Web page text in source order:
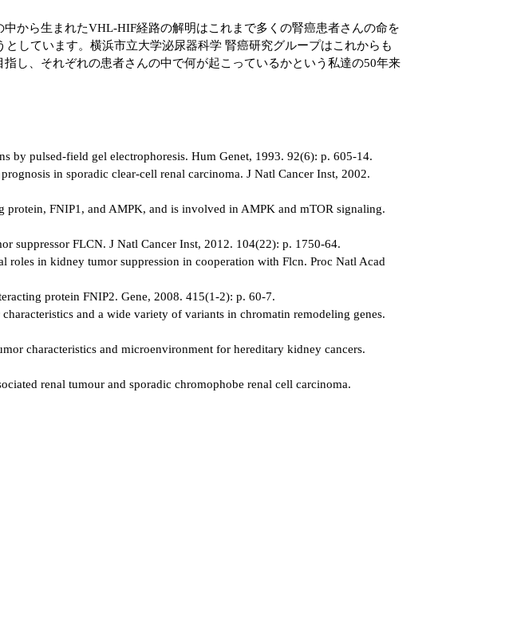
から生まれたVHL-HIF経路の解明はこれまで多くの腎癌患者さんの命を
しています。横浜市立大学泌尿器科学 腎癌研究グループはこれからも
し、それぞれの患者さんの中で何が起こっているかという私達の50年来
pulsed-field gel electrophoresis. Hum Genet, 1993. 92(6): p. 605-14.
in sporadic clear-cell renal carcinoma. J Natl Cancer Inst, 2002.
FNIP1, and AMPK, and is involved in AMPK and mTOR signaling.
FLCN. J Natl Cancer Inst, 2012. 104(22): p. 1750-64.
in kidney tumor suppression in cooperation with Flcn. Proc Natl Acad
protein FNIP2. Gene, 2008. 415(1-2): p. 60-7.
and a wide variety of variants in chromatin remodeling genes.
characteristics and microenvironment for hereditary kidney cancers.
renal tumour and sporadic chromophobe renal cell carcinoma.